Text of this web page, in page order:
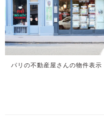
パリの不動産屋さんの物件表示